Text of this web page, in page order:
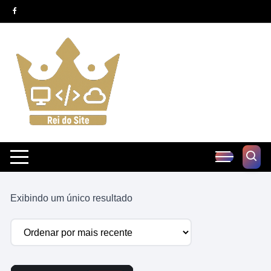
Pular
para
conteúdo
Exibindo um único resultado